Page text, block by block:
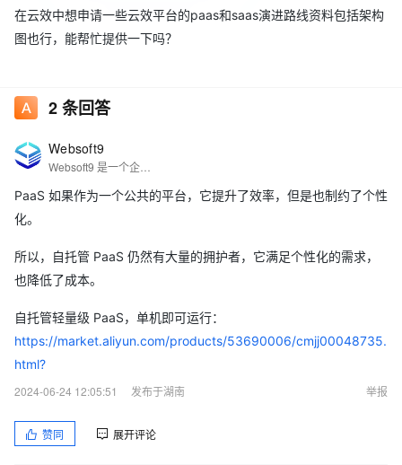
在云效中想申请一些云效平台的paas和saas演进路线资料包括架构
图也行，能帮忙提供一下吗？
2条回答
Websoft9
PaaS 如果作为一个公共的平台，它提升了效率，但是也制约了个性
化。
所以，自托管 PaaS 仍然有大量的拥护者，它满足个性化的需求，
也降低了成本。
自托管轻量级 PaaS，单机即可运行：
https://market.aliyun.com/products/53690006/cmjj00048735.
html?
2024-06-24 12:05:51
发布于湖南 举报
赞同 展开评论